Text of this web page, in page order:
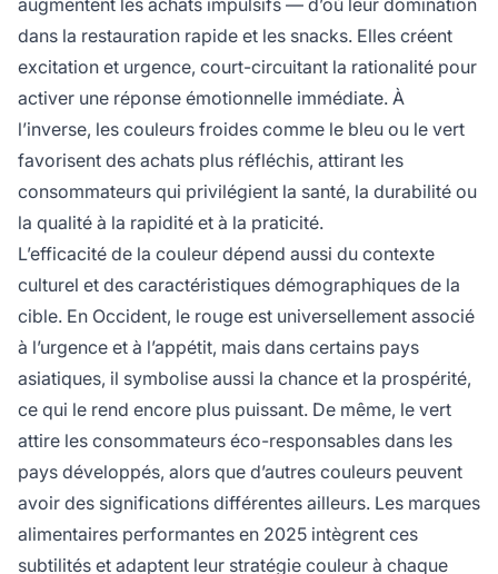
augmentent les achats impulsifs — d’où leur domination
dans la restauration rapide et les snacks. Elles créent
excitation et urgence, court-circuitant la rationalité pour
activer une réponse émotionnelle immédiate. À
l’inverse, les couleurs froides comme le bleu ou le vert
favorisent des achats plus réfléchis, attirant les
consommateurs qui privilégient la santé, la durabilité ou
la qualité à la rapidité et à la praticité.
L’efficacité de la couleur dépend aussi du contexte
culturel et des caractéristiques démographiques de la
cible. En Occident, le rouge est universellement associé
à l’urgence et à l’appétit, mais dans certains pays
asiatiques, il symbolise aussi la chance et la prospérité,
ce qui le rend encore plus puissant. De même, le vert
attire les consommateurs éco-responsables dans les
pays développés, alors que d’autres couleurs peuvent
avoir des significations différentes ailleurs. Les marques
alimentaires performantes en 2025 intègrent ces
subtilités et adaptent leur stratégie couleur à chaque